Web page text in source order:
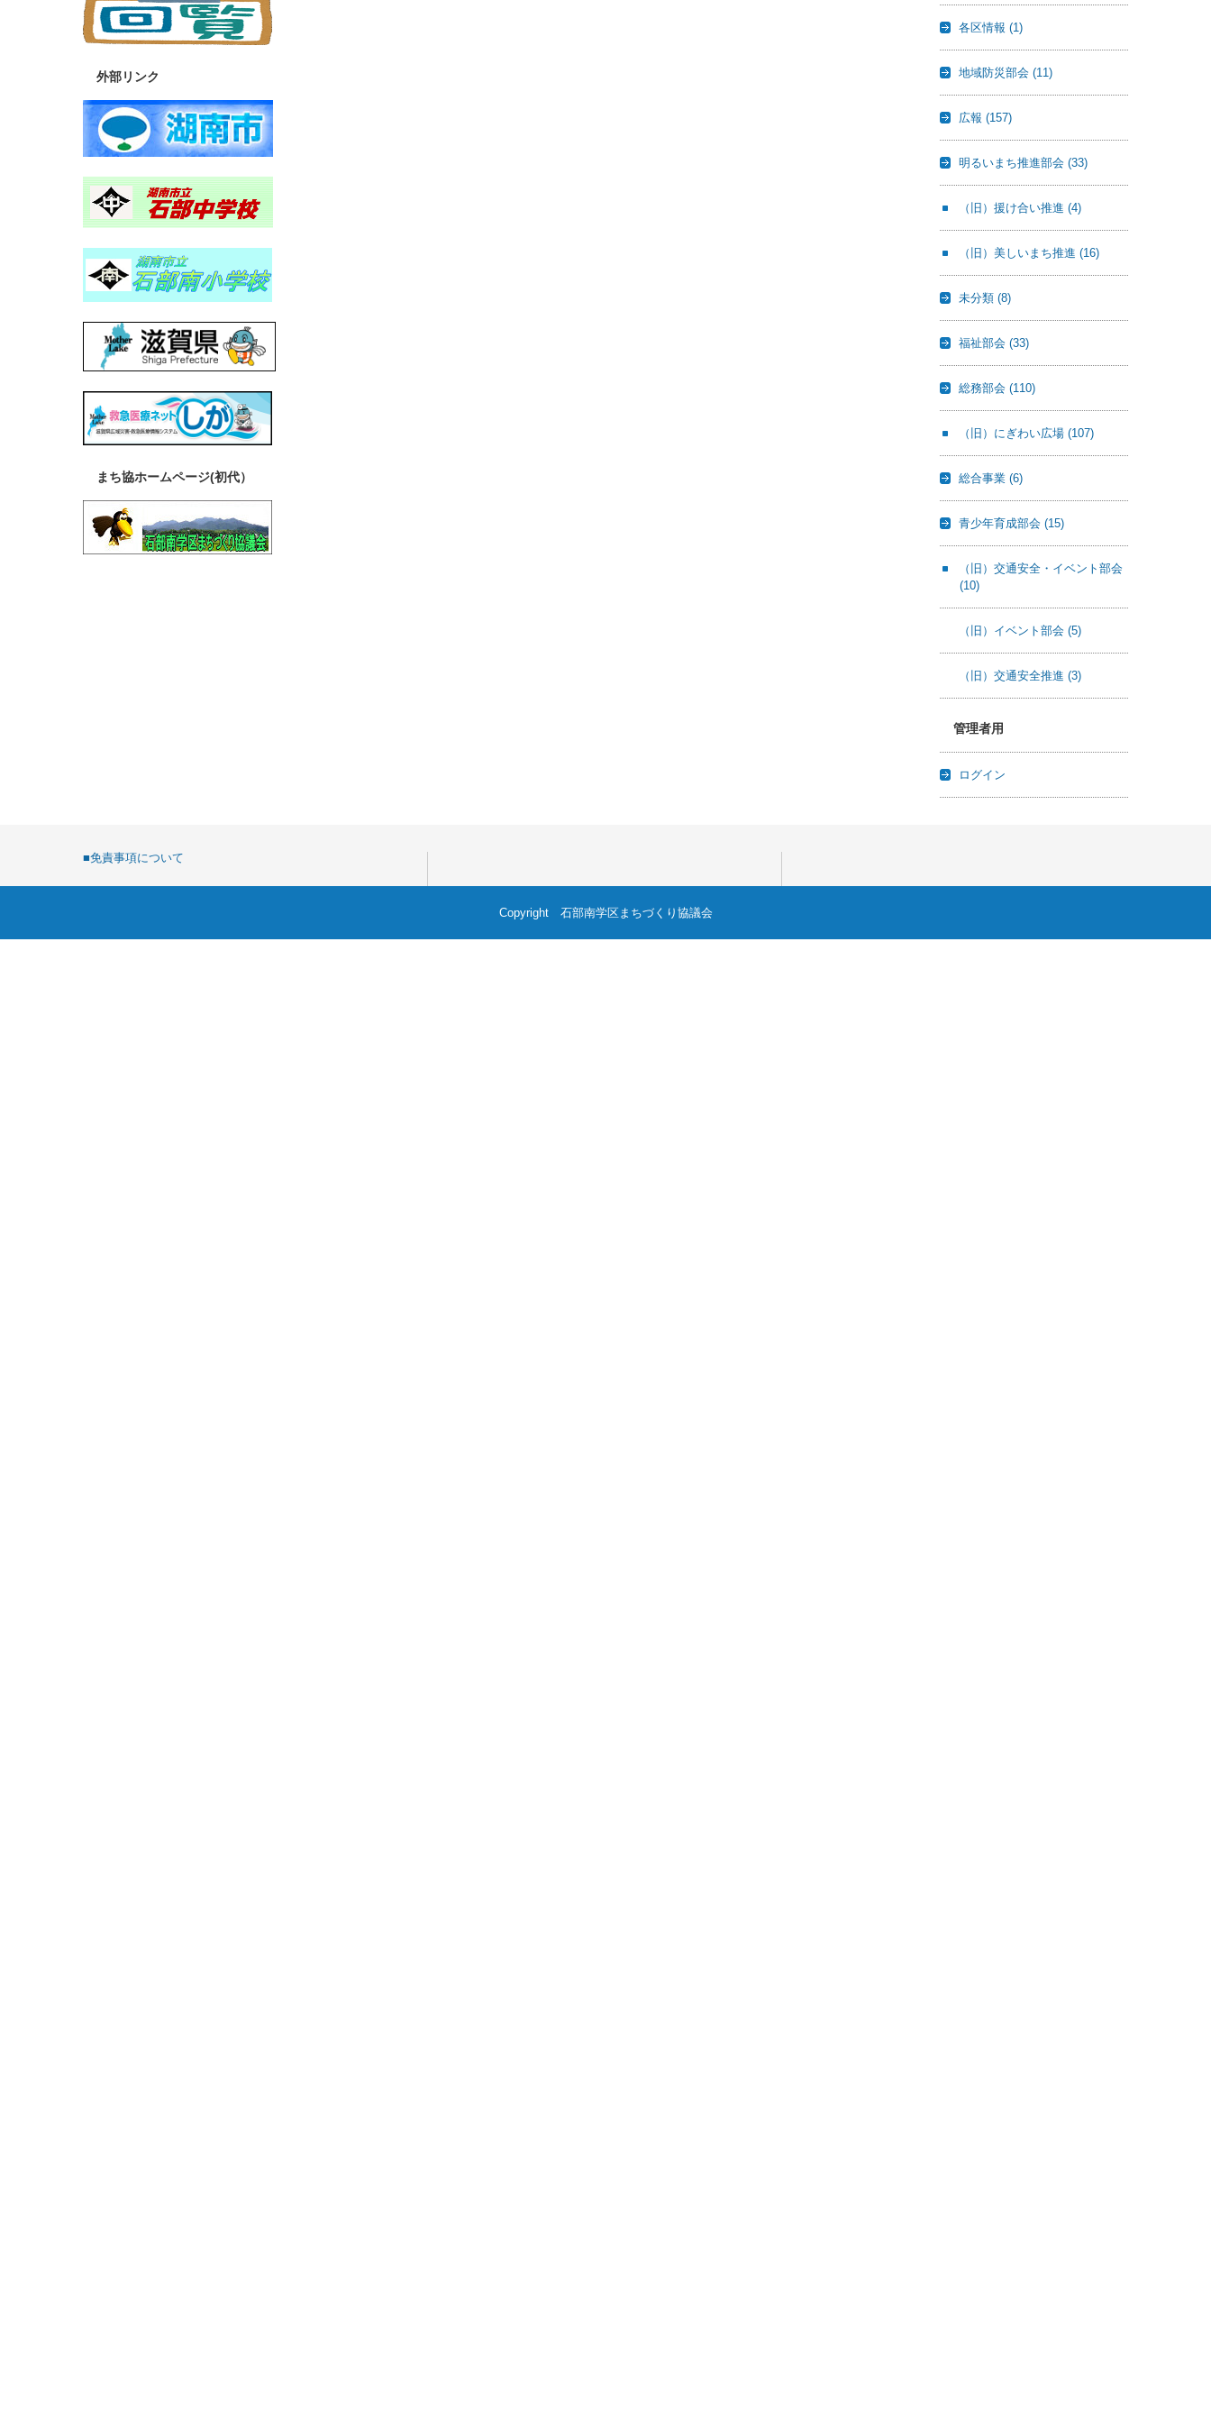
外部リンク
まち協ホームページ(初代）
各区情報(1)
地域防災部会(11)
広報(157)
明るいまち推進部会(33)
（旧）援け合い推進(4)
（旧）美しいまち推進(16)
未分類(8)
福祉部会(33)
総務部会(110)
（旧）にぎわい広場(107)
総合事業(6)
青少年育成部会(15)
（旧）交通安全・イベント部会
(10)
（旧）イベント部会(5)
（旧）交通安全推進(3)
管理者用
ログイン
■免責事項について
Copyright 石部南学区まちづくり協議会